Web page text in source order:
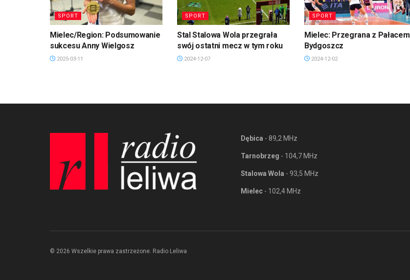
SPORT
Mielec/Region: Podsumowanie
sukcesu Anny Wielgosz
2025-03-11
SPORT
Stal Stalowa Wola przegrała
swój ostatni mecz w tym roku
2024-12-07
SPORT
Mielec: Przegrana z Pałacem
Bydgoszcz
2024-12-02
Dębica - 89,2 MHz
Tarnobrzeg - 104,7 MHz
Stalowa Wola - 93,5 MHz
Mielec - 102,4 MHz
© 2026 Wszelkie prawa zastrzeżone. Radio Leliwa